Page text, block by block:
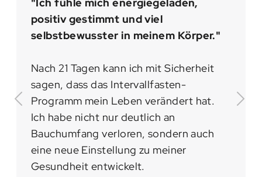
positiv gestimmt und viel
selbstbewusster in meinem Körper."
Nach 21 Tagen kann ich mit Sicherheit
sagen, dass das Intervallfasten-
Programm mein Leben verändert hat.
Ich habe nicht nur deutlich an
Bauchumfang verloren, sondern auch
eine neue Einstellung zu meiner
Gesundheit entwickelt.